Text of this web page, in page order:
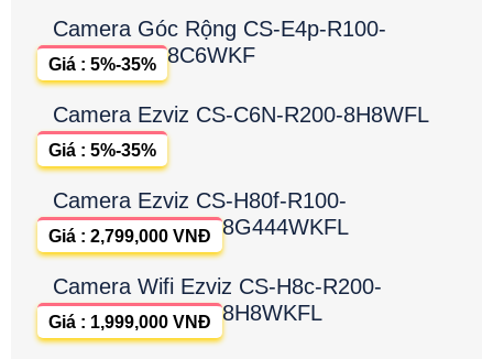
Camera Góc Rộng CS-E4p-R100-
8C6WKF
Giá : 5%-35%
Camera Ezviz CS-C6N-R200-8H8WFL
Giá : 5%-35%
Camera Ezviz CS-H80f-R100-
8G444WKFL
Giá : 2,799,000 VNĐ
Camera Wifi Ezviz CS-H8c-R200-
8H8WKFL
Giá : 1,999,000 VNĐ